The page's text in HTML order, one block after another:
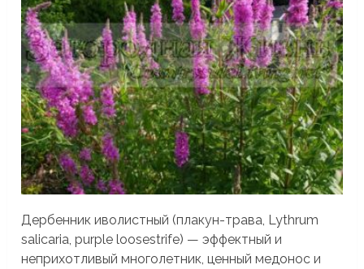
Дербенник иволистный (плакун-трава, Lythrum
salicaria, purple loosestrife) — эффектный и
неприхотливый многолетник, ценный медонос и